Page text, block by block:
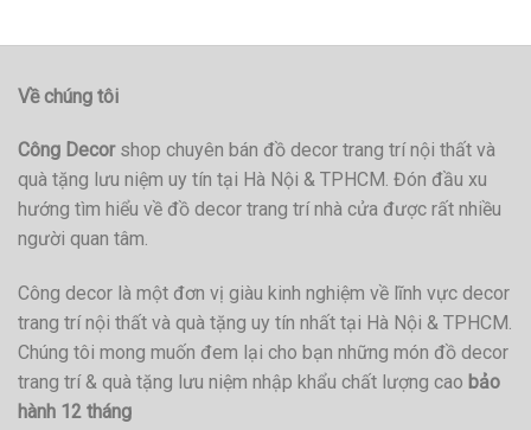
Về chúng tôi
Công Decorshop chuyên bán đồ decor trang trí nội thất và
quà tặng lưu niệm uy tín tại Hà Nội & TPHCM. Đón đầu xu
hướng tìm hiểu về đồ decor trang trí nhà cửa được rất nhiều
người quan tâm.
Công decor là một đơn vị giàu kinh nghiệm về lĩnh vực decor
trang trí nội thất và quà tặng uy tín nhất tại Hà Nội & TPHCM.
Chúng tôi mong muốn đem lại cho bạn những món đồ decor
trang trí & quà tặng lưu niệm nhập khẩu chất lượng cao bảo
hành 12 tháng